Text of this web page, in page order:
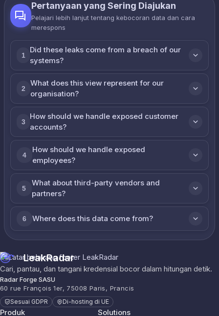
Pertanyaan yang Sering Diajukan
Pelajari lebih lanjut tentang kebocoran data dan cara
merespons
1
Did these leaks come from a breach of our
systems?
2
What does this view represent for our
organisation?
3
How should we handle exposed customer
accounts?
4
How should we handle exposed
employees?
5
What about third-party vendors and
partners?
6 Where does this data come from?
LeakRadar
Cari, pantau, dan tangani kredensial bocor dalam hitungan detik.
Radar Forge SASU
60 rue François 1er, 75008 Paris, Prancis
Sesuai GDPR Di-hosting di UE
Produk Solutions